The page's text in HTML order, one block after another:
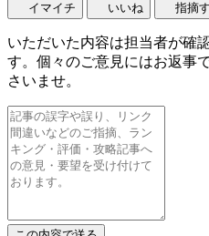
イマイチ いいね 指摘
いただいた内容は担当者が確
す。個々のご意見にはお返事
さいませ。